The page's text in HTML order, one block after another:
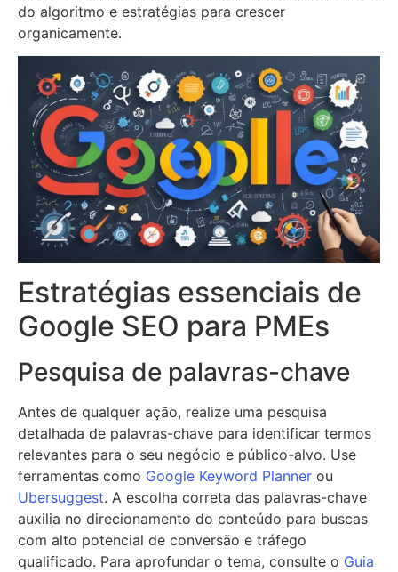
do algoritmo e estratégias para crescer
organicamente.
Estratégias essenciais de
Google SEO para PMEs
Pesquisa de palavras-chave
Antes de qualquer ação, realize uma pesquisa
detalhada de palavras-chave para identificar termos
relevantes para o seu negócio e público-alvo. Use
ferramentas como Google Keyword Planner ou
Ubersuggest. A escolha correta das palavras-chave
auxilia no direcionamento do conteúdo para buscas
com alto potencial de conversão e tráfego
qualificado. Para aprofundar o tema, consulte o Guia